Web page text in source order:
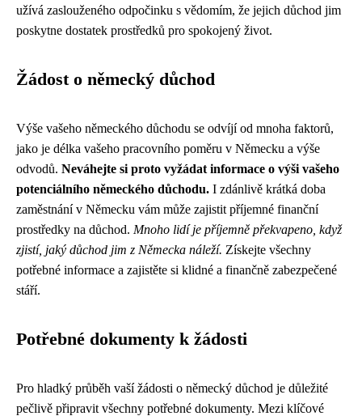
užívá zaslouženého odpočinku s vědomím, že jejich důchod jim
poskytne dostatek prostředků pro spokojený život.
Žádost o německý důchod
Výše vašeho německého důchodu se odvíjí od mnoha faktorů,
jako je délka vašeho pracovního poměru v Německu a výše
odvodů. Neváhejte si proto vyžádat informace o výši vašeho
potenciálního německého důchodu. I zdánlivě krátká doba
zaměstnání v Německu vám může zajistit příjemné finanční
prostředky na důchod. Mnoho lidí je příjemně překvapeno, když
zjistí, jaký důchod jim z Německa náleží. Získejte všechny
potřebné informace a zajistěte si klidné a finančně zabezpečené
stáří.
Potřebné dokumenty k žádosti
Pro hladký průběh vaší žádosti o německý důchod je důležité
pečlivě připravit všechny potřebné dokumenty. Mezi klíčové